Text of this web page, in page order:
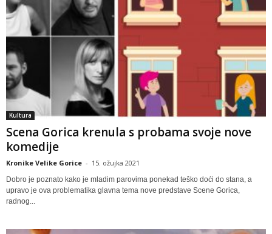
Kultura
Scena Gorica krenula s probama svoje nove
komedije
Kronike Velike Gorice - 15. ožujka 2021
Dobro je poznato kako je mladim parovima ponekad teško doći do stana, a
upravo je ova problematika glavna tema nove predstave Scene Gorica,
radnog...